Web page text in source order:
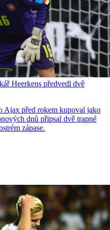
Heerkens předvedl dvě
Ajax před rokem kupoval jako
dnů připsal dvě trapné
zápase.